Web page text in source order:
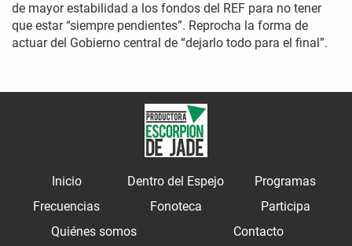
de mayor estabilidad a los fondos del REF para no tener
que estar “siempre pendientes”. Reprocha la forma de
actuar del Gobierno central de “dejarlo todo para el final”.
Inicio Dentro del Espejo
Programas
Frecuencias
Fonoteca
Participa
Quiénes somos
Contacto